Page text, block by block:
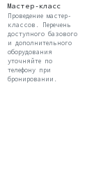
Мастер-класс
Проведение мастер-
классов. Перечень
доступного базового
и дополнительного
оборудования
уточняйте по
телефону при
бронировании.